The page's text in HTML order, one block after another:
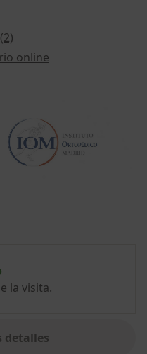
online
la visita.
detalles
la experiencia